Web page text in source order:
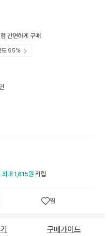
간편하게 구매
도95%
최대 1,615원 적립
찜
구매가이드